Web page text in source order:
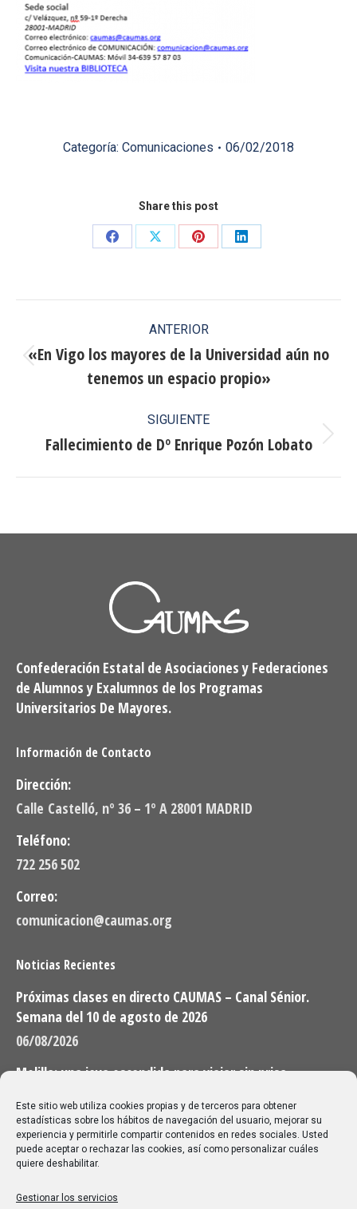
Este sitio web utiliza cookies propias y de terceros para obtener
estadísticas sobre los hábitos de navegación del usuario, mejorar su
experiencia y permitirle compartir contenidos en redes sociales. Usted
puede aceptar o rechazar las cookies, así como personalizar cuáles
quiere deshabilitar.
Gestionar los servicios
Categoría: Comunicaciones 06/02/2018
Share this post
Share
Share
Share
Share
entre
publicaciones
ANTERIOR
Publicación
anterior:
«En Vigo los mayores de la Universidad aún no
tenemos un espacio propio»
SIGUIENTE
Publicación
Fallecimiento de Dº Enrique Pozón Lobato
Confederación Estatal de Asociaciones y Federaciones
de Alumnos y Exalumnos de los Programas
Universitarios De Mayores.
Información de Contacto
Dirección:
Calle Castelló, nº 36 – 1º A 28001 MADRID
Teléfono:
722 256 502
Correo:
comunicacion@caumas.org
Noticias Recientes
Próximas clases en directo CAUMAS – Canal Sénior.
Semana del 10 de agosto de 2026
06/08/2026
Melilla: una joya escondida para viajar sin prisa
28/07/2026
Buscar
Buscar: